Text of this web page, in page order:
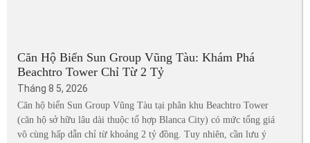
Căn Hộ Biển Sun Group Vũng Tàu: Khám Phá
Beachtro Tower Chỉ Từ 2 Tỷ
Tháng 8 5, 2026
Căn hộ biển Sun Group Vũng Tàu tại phân khu Beachtro Tower
(căn hộ sở hữu lâu dài thuộc tổ hợp Blanca City) có mức tổng giá
vô cùng hấp dẫn chỉ từ khoảng 2 tỷ đồng. Tuy nhiên, cần lưu ý